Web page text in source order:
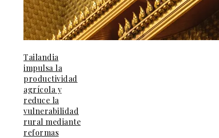
Tailandia
impulsa la
productividad
agrícola y
reduce la
vulnerabilidad
rural mediante
reformas